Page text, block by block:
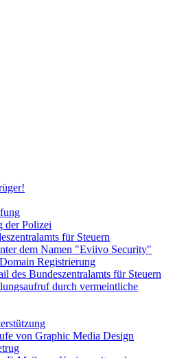
der Polizei
für Steuern
dem Namen "Eviivo Security"
Registrierung
des Bundeszentralamts für Steuern
durch vermeintliche
von Graphic Media Design